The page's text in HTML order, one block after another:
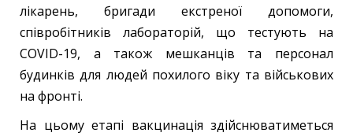
лікарень, бригади екстреної допомоги,
співробітників лабораторій, що тестують на
COVID-19, а також мешканців та персонал
будинків для людей похилого віку та військових
на фронті.
На цьому етапі вакцинація здійснюватиметься